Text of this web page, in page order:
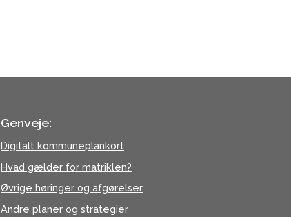
Genveje:
Digitalt kommuneplankort
Hvad gælder for matriklen?
Øvrige høringer og afgørelser
Andre planer og strategier